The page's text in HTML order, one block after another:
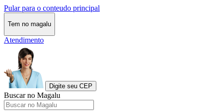
Pular para o conteudo principal
Tem no magalu
Atendimento
Digite seu CEP
Buscar no Magalu